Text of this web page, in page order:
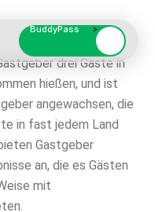
BuddyPass
drei Gäste in
hießen, und ist
angewachsen, die
in fast jedem Land
Gastgeber
an, die es Gästen
mit